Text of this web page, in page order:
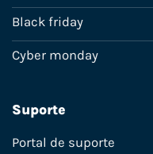
Black friday
Cyber monday
Suporte
Portal de suporte